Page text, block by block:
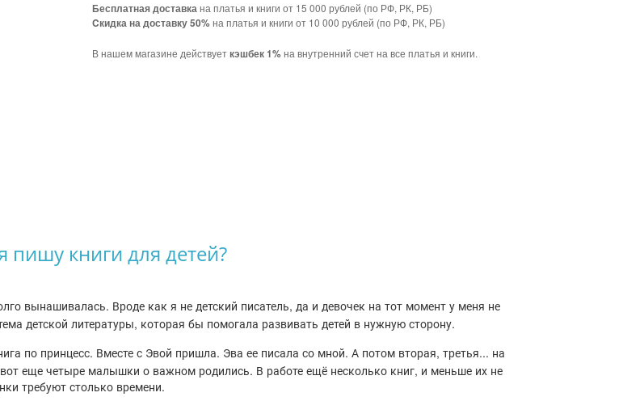
Бесплатная доставкана платья и книги от 15 000 рублей (по РФ, РК, РБ)
Cкидка на доставку 50% на платья и книги от 10 000 рублей (по РФ, РК, РБ)
В нашем магазине действуеткэшбек 1% на внутренний счет на все платья и книги.
пишу книги для детей?
вынашивалась. Вроде как я не детский писатель, да и девочек на тот момент у меня не
детской литературы, которая бы помогала развивать детей в нужную сторону.
по принцесс. Вместе с Эвой пришла. Эва ее писала со мной. А потом вторая, третья... на
еще четыре малышки о важном родились. В работе ещё несколько книг, и меньше их не
требуют столько времени.